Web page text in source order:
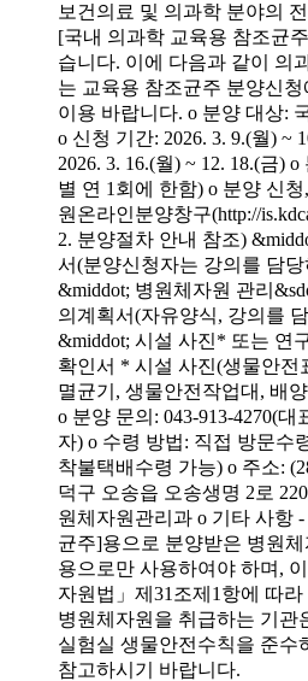
보건의료 및 의과학 분야의
[국내 의과학 교육용 참조균
습니다. 이에 다음과 같이 의
는 교육용 참조균주 분양신
이용 바랍니다. o 분양 대상:
o 신청 기간: 2026. 3. 9.(월) ~
2026. 3. 16.(월) ~ 12. 18.(금)
별 연 1회에 한함) o 분양 신
원온라인분양창구(http://
2. 분양절차 안내 참조)
서(분양신청자는 강의를 담
&middot; 병원체자원 관리
의계획서(자유양식, 강의를
&middot; 시설 사진* 또는 연
확인서 * 시설 사진(생물안전
멸균기, 생물안전작업대, 배
o 분양 문의: 043-913-4270(대
자) o 수령 방법: 직접 방문수
착불택배수령 가능) o 주소:
덕구 오송읍 오송생명 2로
원체자원관리과 o 기타 사항
균주]용으로 분양받은 병원
용으로만 사용하여야 하며,
자원법」제31조제1항에 따
병원체자원을 취급하는 기관
실험실 생물안전수칙을 준수
참고하시기 바랍니다.